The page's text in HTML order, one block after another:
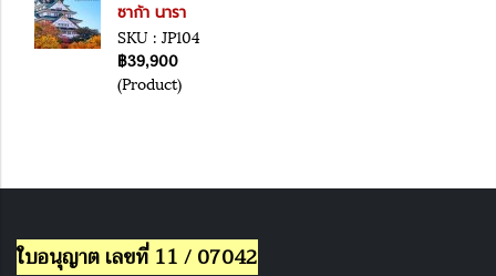
ซาก้า นารา
SKU : JP104
฿39,900
(Product)
ใบอนุญาต เลขที่ 11 / 07042